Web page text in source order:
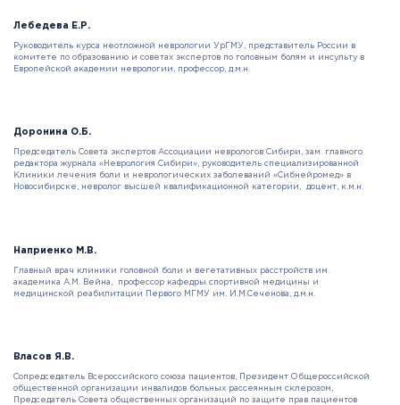
Лебедева Е.Р.
Руководитель курса неотложной неврологии УрГМУ, представитель России в
комитете по образованию и советах экспертов по головным болям и инсульту в
Европейской академии неврологии, профессор, д.м.н.
Доронина О.Б.
Председатель Совета экспертов Ассоциации неврологов Сибири, зам. главного
редактора журнала «Неврология Сибири», руководитель специализированной
Клиники лечения боли и неврологических заболеваний «Сибнейромед» в
Новосибирске, невролог высшей квалификационной категории, доцент, к.м.н.
Наприенко М.В.
Главный врач клиники головной боли и вегетативных расстройств им.
академика А.М. Вейна, профессор кафедры спортивной медицины и
медицинской реабилитации Первого МГМУ им. И.М.Сеченова, д.м.н.
Власов Я.В.
Сопредседатель Всероссийского союза пациентов, Президент Общероссийской
общественной организации инвалидов больных рассеянным склерозом,
Председатель Совета общественных организаций по защите прав пациентов